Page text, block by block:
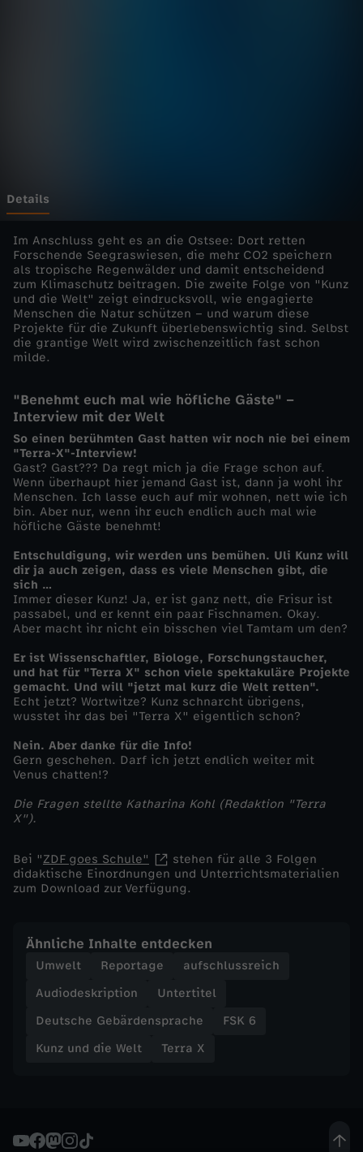
l
t
-
U
r
w
a
l
d
-
R
e
t
t
e
r
n
S
e
e
g
a
Details
Im Anschluss geht es an die Ostsee: Dort retten
Forschende Seegraswiesen, die mehr CO2 speichern
als tropische Regenwälder und damit entscheidend
zum Klimaschutz beitragen. Die zweite Folge von "Kunz
und die Welt" zeigt eindrucksvoll, wie engagierte
Menschen die Natur schützen – und warum diese
Projekte für die Zukunft überlebenswichtig sind. Selbst
die grantige Welt wird zwischenzeitlich fast schon
milde.
"Benehmt euch mal wie höfliche Gäste" –
Interview mit der Welt
So einen berühmten Gast hatten wir noch nie bei einem
"Terra-X"-Interview!
Gast? Gast??? Da regt mich ja die Frage schon auf.
Wenn überhaupt hier jemand Gast ist, dann ja wohl ihr
Menschen. Ich lasse euch auf mir wohnen, nett wie ich
bin. Aber nur, wenn ihr euch endlich auch mal wie
höfliche Gäste benehmt!
Entschuldigung, wir werden uns bemühen. Uli Kunz will
dir ja auch zeigen, dass es viele Menschen gibt, die
sich …
Immer dieser Kunz! Ja, er ist ganz nett, die Frisur ist
passabel, und er kennt ein paar Fischnamen. Okay.
Aber macht ihr nicht ein bisschen viel Tamtam um den?
Er ist Wissenschaftler, Biologe, Forschungstaucher,
und hat für "Terra X" schon viele spektakuläre Projekte
gemacht. Und will "jetzt mal kurz die Welt retten".
Echt jetzt? Wortwitze? Kunz schnarcht übrigens,
wusstet ihr das bei "Terra X" eigentlich schon?
Nein. Aber danke für die Info!
Gern geschehen. Darf ich jetzt endlich weiter mit
Venus chatten!?
Die Fragen stellte Katharina Kohl (Redaktion "Terra
X").
Bei "ZDF goes Schule"
stehen für alle 3 Folgen
didaktische Einordnungen und Unterrichtsmaterialien
zum Download zur Verfügung.
Ähnliche Inhalte entdecken
Umwelt Reportage
aufschlussreich
Audiodeskription
Untertitel
Deutsche Gebärdensprache
FSK 6
Kunz und die Welt
Terra X